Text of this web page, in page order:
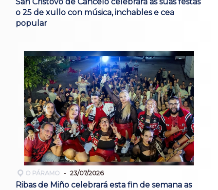
o 25 de xullo con música, inchables e cea
popular
O PÁRAMO 23/07/2026
Ribas de Miño celebrará esta fin de semana as